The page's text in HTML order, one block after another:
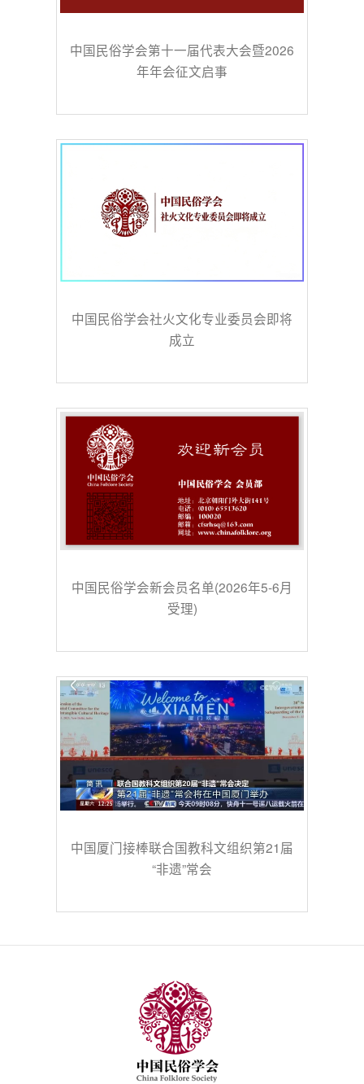
中国民俗学会第十一届代表大会暨2026
年年会征文启事
中国民俗学会社火文化专业委员会即将
成立
中国民俗学会新会员名单(2026年5-6月
受理)
中国厦门接棒联合国教科文组织第21届
“非遗”常会